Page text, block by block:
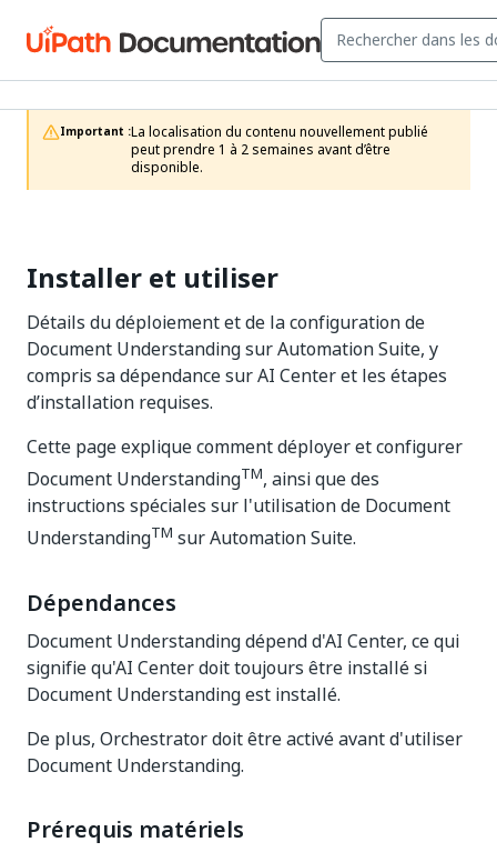
Important :La localisation du contenu nouvellement publié
peut prendre 1 à 2 semaines avant d’être
disponible.
Installer et utiliser
Détails du déploiement et de la configuration de
Document Understanding sur Automation Suite, y
compris sa dépendance sur AI Center et les étapes
d’installation requises.
Cette page explique comment déployer et configurer
Document UnderstandingTM, ainsi que des
instructions spéciales sur l'utilisation de Document
UnderstandingTM sur Automation Suite.
Dépendances
Document Understanding dépend d'AI Center, ce qui
signifie qu'AI Center doit toujours être installé si
Document Understanding est installé.
De plus, Orchestrator doit être activé avant d'utiliser
Document Understanding.
Prérequis matériels